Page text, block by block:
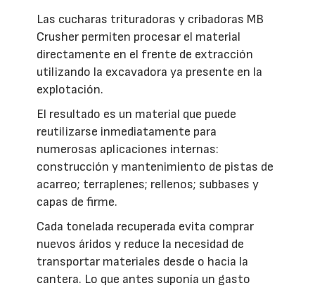
Las cucharas trituradoras y cribadoras MB
Crusher permiten procesar el material
directamente en el frente de extracción
utilizando la excavadora ya presente en la
explotación.
El resultado es un material que puede
reutilizarse inmediatamente para
numerosas aplicaciones internas:
construcción y mantenimiento de pistas de
acarreo; terraplenes; rellenos; subbases y
capas de firme.
Cada tonelada recuperada evita comprar
nuevos áridos y reduce la necesidad de
transportar materiales desde o hacia la
cantera. Lo que antes suponía un gasto